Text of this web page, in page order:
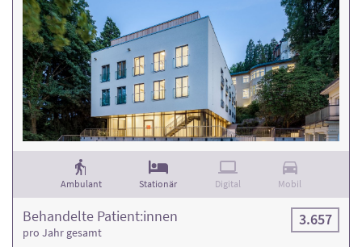
Ambulant Stationär Digital Mobil
Behandelte Patient:innen
pro Jahr gesamt
3.657